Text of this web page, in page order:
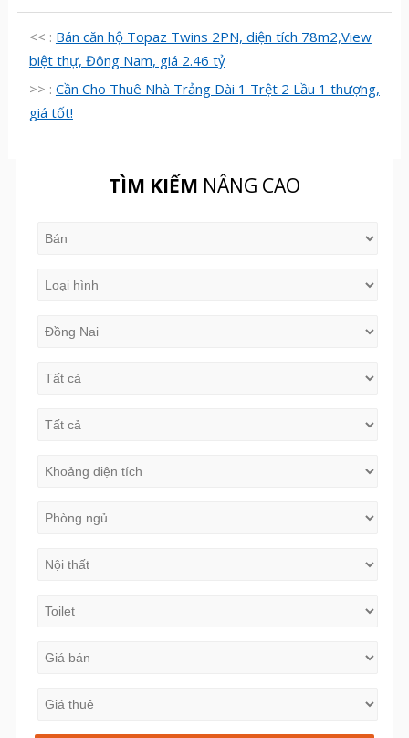
<< : Bán căn hộ Topaz Twins 2PN, diện tích 78m2,View
biệt thự, Đông Nam, giá 2.46 tỷ
>> : Cần Cho Thuê Nhà Trảng Dài 1 Trệt 2 Lầu 1 thượng,
giá tốt!
TÌM KIẾM NÂNG CAO